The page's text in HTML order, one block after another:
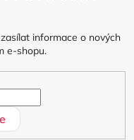
informace o nových
e-shopu.